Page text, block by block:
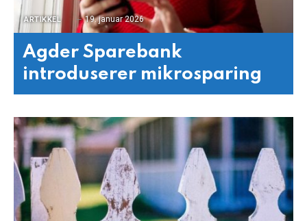
ARTIKKEL 19. januar 2026
Agder Sparebank
introduserer mikrosparing